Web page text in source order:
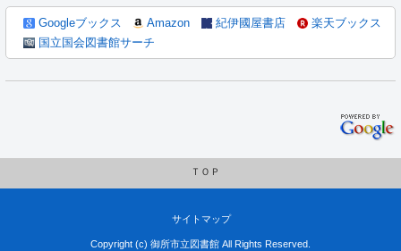
Googleブックス Amazon 紀伊國屋書店
楽天ブックス
国立国会図書館サーチ
ＴＯＰ
サイトマップ
Copyright (c) 御所市立図書館 All Rights Reserved.